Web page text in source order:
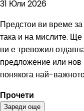
31 Юли 2026
Предстои ви време
така и на мислите.
ви е тревожил
предложение или
понякога най-
Прочети
Зареди още